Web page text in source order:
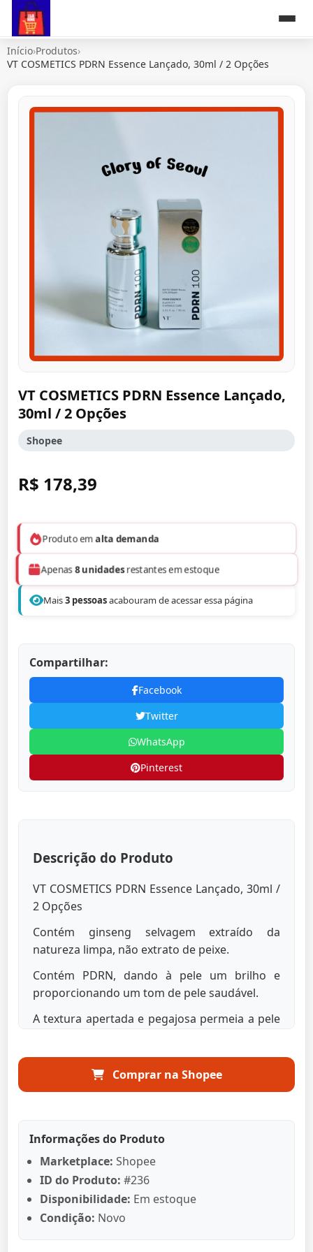
Início›Produtos›
VT COSMETICS PDRN Essence Lançado, 30ml / 2 Opções
VT COSMETICS PDRN Essence Lançado,
30ml / 2 Opções
Shopee
R$ 178,39
Produto emalta demanda
Apenas8 unidadesrestantes em estoque
Mais3 pessoasacabouram de acessar essa página
Compartilhar:
Facebook
Twitter
WhatsApp
Pinterest
Descrição do Produto
VT COSMETICS PDRN Essence Lançado, 30ml /
2 Opções
Contém ginseng selvagem extraído da
natureza limpa, não extrato de peixe.
Contém PDRN, dando à pele um brilho e
proporcionando um tom de pele saudável.
A textura apertada e pegajosa permeia a pele
elasticidade.
A FOTO PDRN contém FOTO PDRN®Panax
escolhido pela VT que é extraído do ginseng
Jirisan.
Fornece brilho da pele para ajudar a tornar a
pele saudável e vitalizadora.
A planta PDRN possui baixo peso molecular do
que o animal PDRN.
Comprar na Shopee
Informações do Produto
Marketplace: Shopee
ID do Produto: #236
Disponibilidade: Em estoque
Condição: Novo